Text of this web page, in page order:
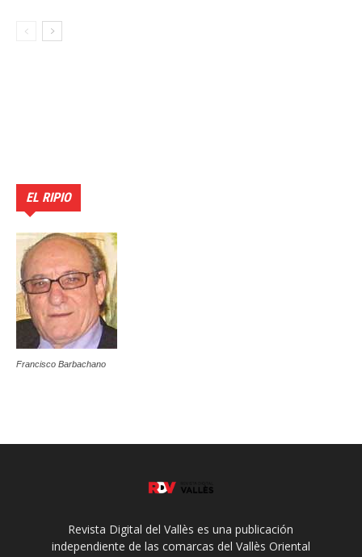
EL RIPIO
Francisco Barbachano
Revista Digital del Vallès es una publicación
independiente de las comarcas del Vallès Oriental